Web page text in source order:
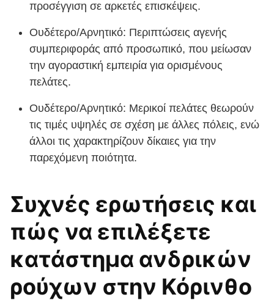
προσέγγιση σε αρκετές επισκέψεις.
Ουδέτερο/Αρνητικό: Περιπτώσεις αγενής
συμπεριφοράς από προσωπικό, που μείωσαν
την αγοραστική εμπειρία για ορισμένους
πελάτες.
Ουδέτερο/Αρνητικό: Μερικοί πελάτες θεωρούν
τις τιμές υψηλές σε σχέση με άλλες πόλεις, ενώ
άλλοι τις χαρακτηρίζουν δίκαιες για την
παρεχόμενη ποιότητα.
Συχνές ερωτήσεις και
πώς να επιλέξετε
κατάστημα ανδρικών
ρούχων στην Κόρινθο